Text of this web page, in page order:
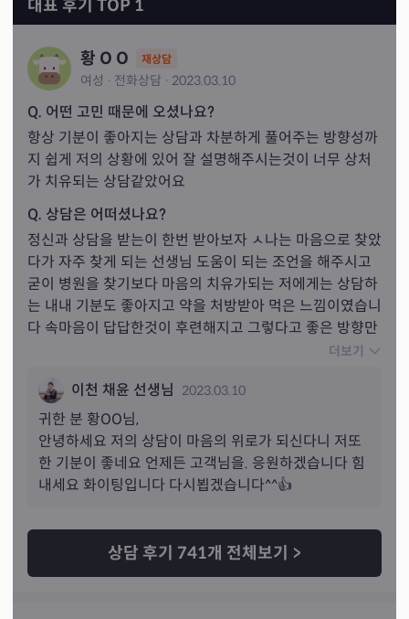
대표 후기 TOP 1
황 O O 재상담
여성 · 전화상담 · 2023.03.10
Q. 어떤 고민 때문에 오셨나요?
항상 기분이 좋아지는 상담과 차분하게 풀어주는 방향성까
지 쉽게 저의 상황에 있어 잘 설명해주시는것이 너무 상처
가 치유되는 상담같았어요
Q. 상담은 어떠셨나요?
정신과 상담을 받는이 한번 받아보자 ㅅ나는 마음으로 찾았
다가 자주 찾게 되는 선생님 도움이 되는 조언을 해주시고
굳이 병원을 찾기보다 마음의 치유가되는 저에게는 상담하
는 내내 기분도 좋아지고 약을 처방받아 먹은 느낌이였습니
다 속마음이 답답한것이 후련해지고 그렇다고 좋은 방향만
이야기하는것이 아니라 조심할부분 안좋다하는 것까지 가
시는것보다 속시원하게 있는 그대로 꾸밈없이 전달하시니
저개인적으로 맘에 쏙들어요 곧 다시 찾아오겠습니다 🥰
더보기
이천 채윤 선생님 2023.03.10
귀한 분 황OO님,
안녕하세요 저의 상담이 마음의 위로가 되신다니 저또
한 기분이 좋네요 언제든 고객님을. 응원하겠습니다 힘
내세요 화이팅입니다 다시뵙겠습니다^^👍
상담 후기 741개 전체보기 >